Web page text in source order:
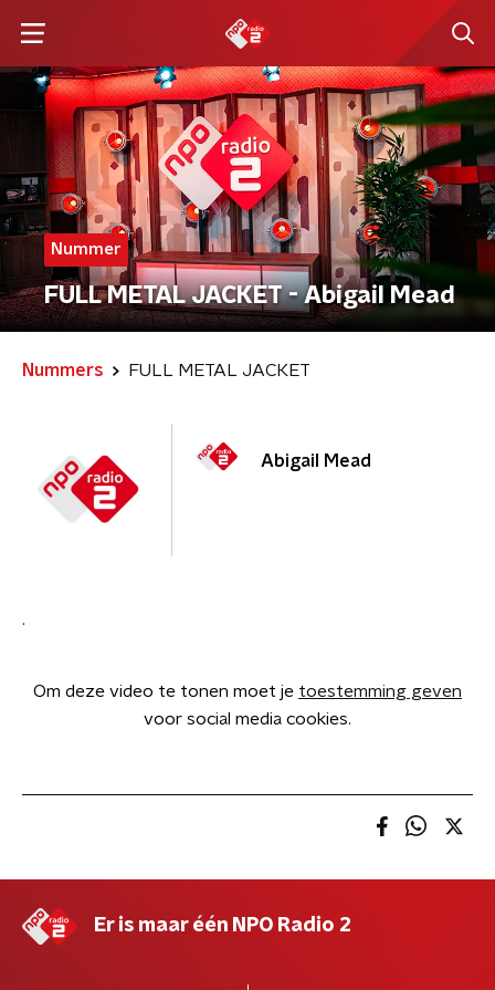
Nummer
FULL METAL JACKET - Abigail Mead
Nummers FULL METAL JACKET
Abigail Mead
.
Om deze video te tonen moet je toestemming geven
voor social media cookies.
Er is maar één NPO Radio 2